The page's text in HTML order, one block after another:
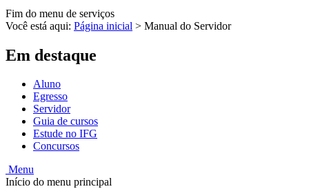
Fim do menu de serviços
Você está aqui: Página inicial > Manual do Servidor
Em destaque
Aluno
Egresso
Servidor
Guia de cursos
Estude no IFG
Concursos
Menu
Início do menu principal